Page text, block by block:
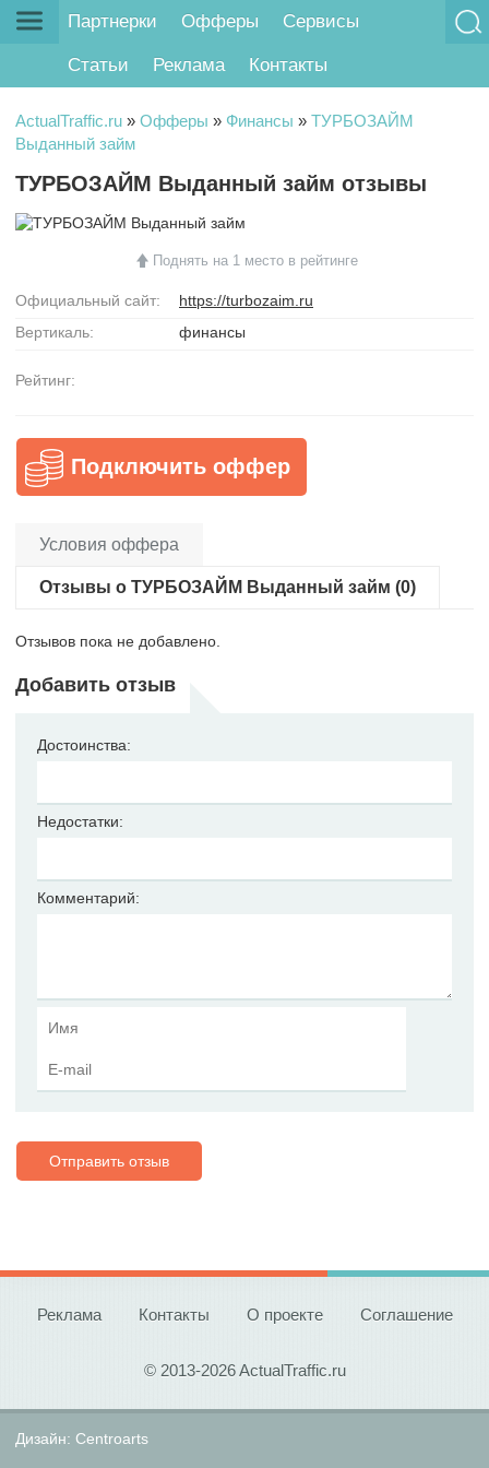
Партнерки Офферы Сервисы
Статьи Реклама Контакты
ActualTraffic.ru » Офферы » Финансы » ТУРБОЗАЙМ
Выданный займ
ТУРБОЗАЙМ Выданный займ отзывы
Поднять на 1 место в рейтинге
Официальный сайт:
https://turbozaim.ru
Вертикаль:
финансы
Рейтинг:
Подключить оффер
Условия оффера
Отзывы о ТУРБОЗАЙМ Выданный займ (0)
Отзывов пока не добавлено.
Добавить отзыв
Достоинства:
Недостатки:
Комментарий:
Отправить отзыв
Реклама Контакты О проекте Соглашение
© 2013-2026 ActualTraffic.ru
Дизайн: Centroarts